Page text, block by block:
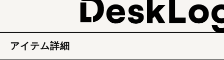
アイテム詳細